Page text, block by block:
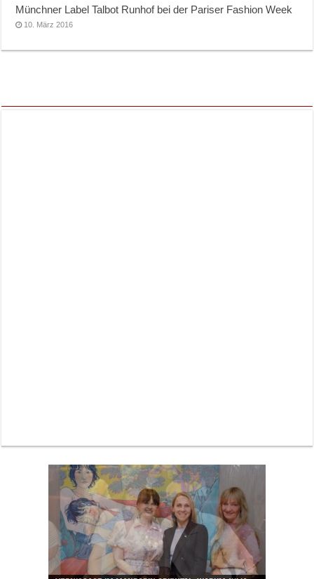
Münchner Label Talbot Runhof bei der Pariser Fashion Week
10. März 2016
Neue Sommerterrasse im Ludwigpalais: Wird das